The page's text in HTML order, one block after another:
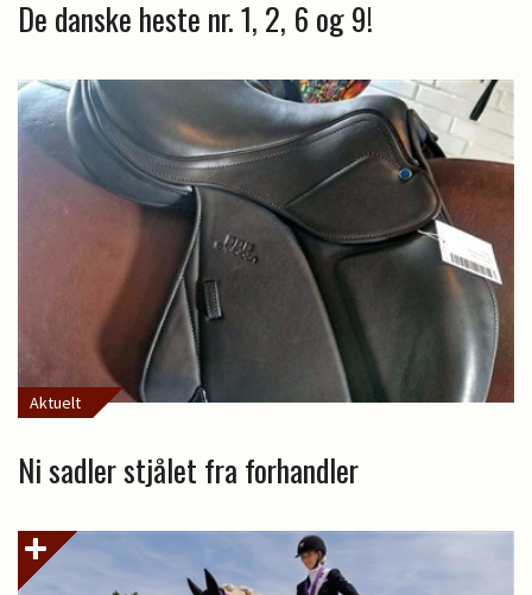
De danske heste nr. 1, 2, 6 og 9!
Aktuelt
Ni sadler stjålet fra forhandler